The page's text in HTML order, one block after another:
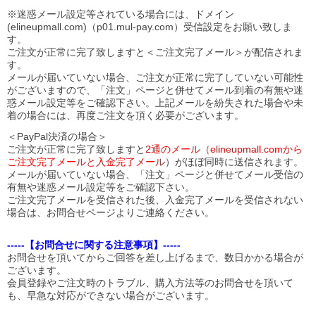
※迷惑メール設定等されている場合には、ドメイン
(elineupmall.com)（p01.mul-pay.com）受信設定をお願い致しま
す。
ご注文が正常に完了致しますと＜ご注文完了メール＞が配信されま
す。
メールが届いていない場合、ご注文が正常に完了していない可能性
がございますので、「注文」ページと併せてメール到着の有無や迷
惑メール設定等をご確認下さい。
上記メールを紛失された場合や未
着の場合には、再度ご注文を頂く必要がございます。
＜PayPal決済の場合＞
ご注文が正常に完了致しますと 2通のメール（elineupmall.comから
ご注文完了メールと入金完了メール）がほぼ同時に送信されます。
メールが届いていない場合、「注文」ページと併せてメール受信の
有無や迷惑メール設定等をご確認下さい。
ご注文完了メールを受信された後、入金完了メールを受信されない
場合は、お問合せページよりご連絡ください。
-----【お問合せに関する注意事項】-----
お問合せを頂いてからご回答を差し上げるまで、数日かかる場合が
ございます。
会員登録やご注文時のトラブル、購入方法等のお問合せを頂いて
も、早急な対応ができない場合がございます。